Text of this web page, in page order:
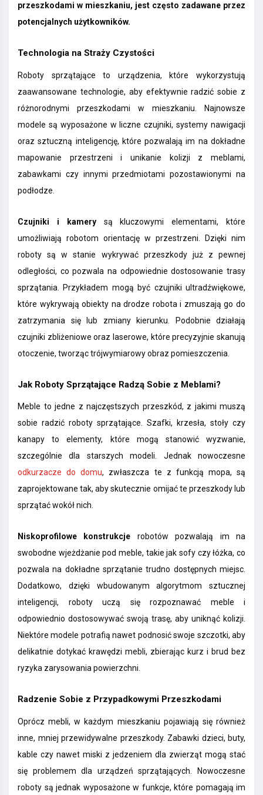
przeszkodami w mieszkaniu, jest często zadawane przez
potencjalnych użytkowników.
Technologia na Straży Czystości
Roboty sprzątające to urządzenia, które wykorzystują
zaawansowane technologie, aby efektywnie radzić sobie z
różnorodnymi przeszkodami w mieszkaniu. Najnowsze
modele są wyposażone w liczne czujniki, systemy nawigacji
oraz sztuczną inteligencję, które pozwalają im na dokładne
mapowanie przestrzeni i unikanie kolizji z meblami,
zabawkami czy innymi przedmiotami pozostawionymi na
podłodze.
Czujniki i kamery
są kluczowymi elementami, które
umożliwiają robotom orientację w przestrzeni. Dzięki nim
roboty są w stanie wykrywać przeszkody już z pewnej
odległości, co pozwala na odpowiednie dostosowanie trasy
sprzątania. Przykładem mogą być czujniki ultradźwiękowe,
które wykrywają obiekty na drodze robota i zmuszają go do
zatrzymania się lub zmiany kierunku. Podobnie działają
czujniki zbliżeniowe oraz laserowe, które precyzyjnie skanują
otoczenie, tworząc trójwymiarowy obraz pomieszczenia.
Jak Roboty Sprzątające Radzą Sobie z Meblami?
Meble to jedne z najczęstszych przeszkód, z jakimi muszą
sobie radzić roboty sprzątające. Szafki, krzesła, stoły czy
kanapy to elementy, które mogą stanowić wyzwanie,
szczególnie dla starszych modeli. Jednak nowoczesne
odkurzacze do domu, zwłaszcza te z funkcją mopa, są
zaprojektowane tak, aby skutecznie omijać te przeszkody lub
sprzątać wokół nich.
Niskoprofilowe konstrukcje
robotów pozwalają im na
swobodne wjeżdżanie pod meble, takie jak sofy czy łóżka, co
pozwala na dokładne sprzątanie trudno dostępnych miejsc.
Dodatkowo, dzięki wbudowanym algorytmom sztucznej
inteligencji, roboty uczą się rozpoznawać meble i
odpowiednio dostosowywać swoją trasę, aby uniknąć kolizji.
Niektóre modele potrafią nawet podnosić swoje szczotki, aby
delikatnie dotykać krawędzi mebli, zbierając kurz i brud bez
ryzyka zarysowania powierzchni.
Radzenie Sobie z Przypadkowymi Przeszkodami
Oprócz mebli, w każdym mieszkaniu pojawiają się również
inne, mniej przewidywalne przeszkody. Zabawki dzieci, buty,
kable czy nawet miski z jedzeniem dla zwierząt mogą stać
się problemem dla urządzeń sprzątających. Nowoczesne
roboty są jednak wyposażone w funkcje, które pomagają im